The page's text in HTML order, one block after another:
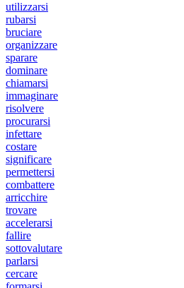
utilizzarsi
rubarsi
bruciare
organizzare
sparare
dominare
chiamarsi
immaginare
risolvere
procurarsi
infettare
costare
significare
permettersi
combattere
arricchire
trovare
accelerarsi
fallire
sottovalutare
parlarsi
cercare